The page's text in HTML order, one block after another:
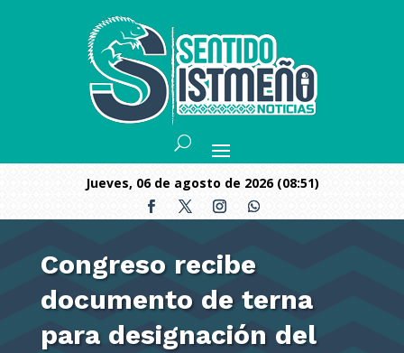
jueves, 06 de agosto de 2026 (08:51)
Congreso recibe
documento de terna
para designación del